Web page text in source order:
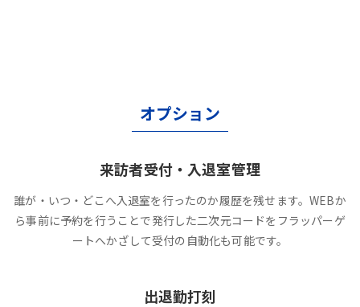
オプション
来訪者受付・入退室管理
誰が・いつ・どこへ入退室を行ったのか履歴を残せます。WEBか
ら事前に予約を行うことで発行した二次元コードをフラッパーゲ
ートへかざして受付の自動化も可能です。
出退勤打刻